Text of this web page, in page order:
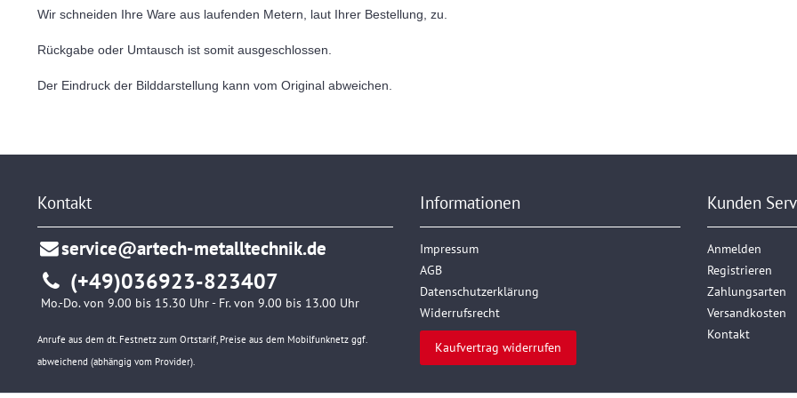
Wir schneiden Ihre Ware aus laufenden Metern, laut Ihrer Bestellung, zu.
Rückgabe oder Umtausch ist somit ausgeschlossen.
Der Eindruck der Bilddarstellung kann vom Original abweichen.
Kontakt
service@artech-metalltechnik.de
(+49)036923-823407
Mo.-Do. von 9.00 bis 15.30 Uhr - Fr. von 9.00 bis 13.00 Uhr
Anrufe aus dem dt. Festnetz zum Ortstarif, Preise aus dem Mobilfunknetz ggf.
abweichend (abhängig vom Provider).
Informationen
Impressum
AGB
Daten­schutz­erklärung
Widerrufs­recht
Kaufvertrag widerrufen
Kunden
Anmelden
Registrieren
Zahlungsarten
Versandkosten
Kontakt